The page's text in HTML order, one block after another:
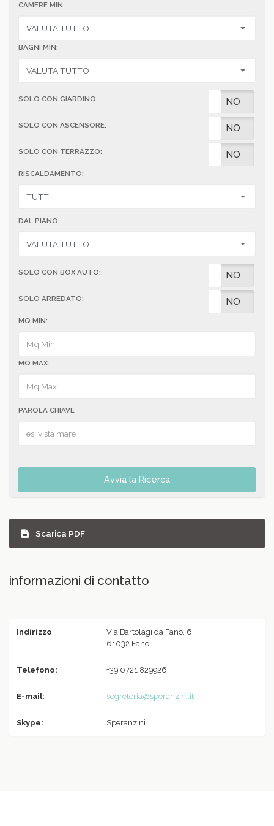
CAMERE MIN:
BAGNI MIN:
SOLO CON GIARDINO: NO
SOLO CON ASCENSORE: NO
SOLO CON TERRAZZO: NO
RISCALDAMENTO:
DAL PIANO:
SOLO CON BOX AUTO: NO
SOLO ARREDATO: NO
MQ MIN:
MQ MAX:
PAROLA CHIAVE
Avvia la Ricerca
Scarica PDF
informazioni di contatto
Indirizzo
Via Bartolagi da Fano, 6
61032 Fano
Telefono: +39 0721 829926
E-mail: segreteria@speranzini.it
Skype: Speranzini